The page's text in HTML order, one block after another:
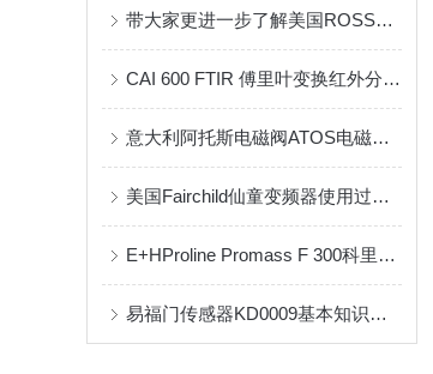
带大家更进一步了解美国ROSS防爆阀
CAI 600 FTIR 傅里叶变换红外分析仪的维修与保养
意大利阿托斯电磁阀ATOS电磁阀工作原理及保养
美国Fairchild仙童变频器使用过程中出现的故障及处理
E+HProline Promass F 300科里奥利质量流量计的维修与保养
易福门传感器KD0009基本知识和分类